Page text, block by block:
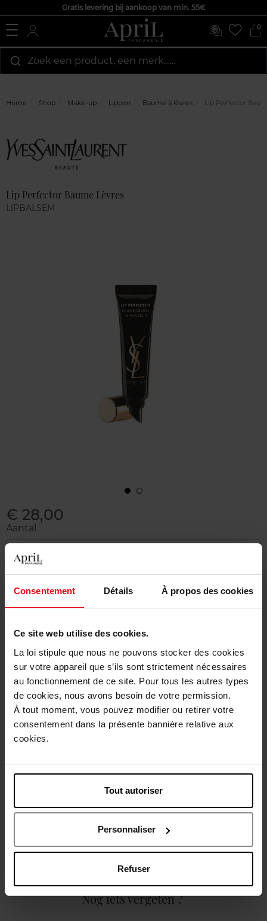
Consentement Détails À propos des cookies
Ce site web utilise des cookies.
La loi stipule que nous ne pouvons stocker des cookies
sur votre appareil que s’ils sont strictement nécessaires
au fonctionnement de ce site. Pour tous les autres types
de cookies, nous avons besoin de votre permission.
À tout moment, vous pouvez modifier ou retirer votre
consentement dans la présente bannière relative aux
cookies.
Tout autoriser
Personnaliser
Refuser
Gratis levering bij aankoop van min. 55€
0
Zoek een product, een merk…...
Home Shop Make-up Lippen Baume à lèvres Lip Perfector
Lip Perfector Baume Lèvres
LIPBALSEM
€ 28,00
Aantal
Levering
is.
Gratis levering bij aankoop van min. 55€
Gratis verpakking
Beschrijving
Nog iets vergeten ?